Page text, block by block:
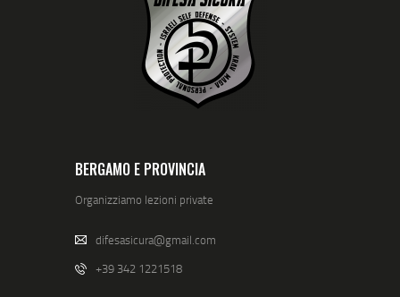
BERGAMO E PROVINCIA
Organizziamo lezioni private
difesasicura@gmail.com
+39 342 1221518